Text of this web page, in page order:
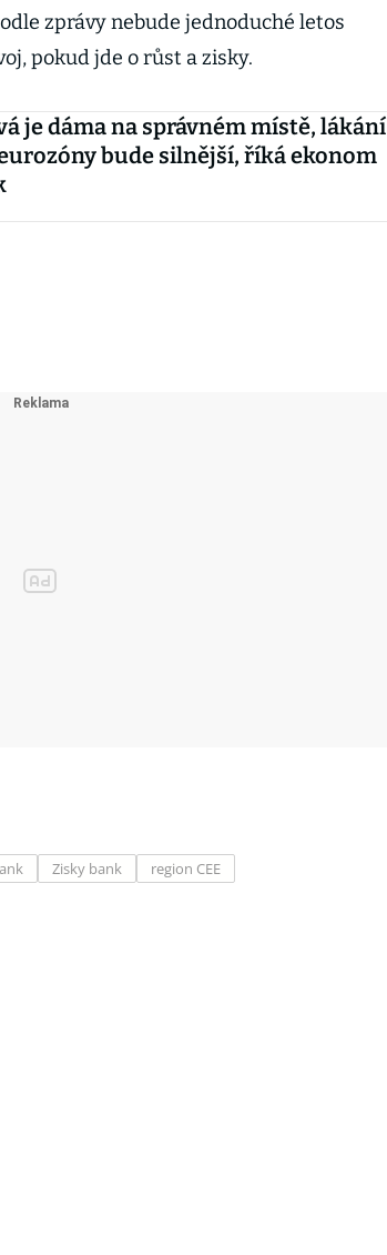
zprávy nebude jednoduché letos
pokud jde o růst a zisky.
je dáma na správném místě, lákání
bude silnější, říká ekonom
Zisky bank region CEE